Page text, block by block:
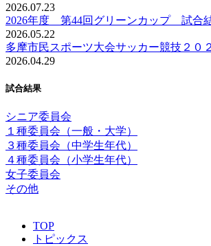
2026.07.23
2026年度 第44回グリーンカップ 試合
2026.05.22
多摩市民スポーツ大会サッカー競技２０
2026.04.29
試合結果
シニア委員会
１種委員会（一般・大学）
３種委員会（中学生年代）
４種委員会（小学生年代）
女子委員会
その他
TOP
トピックス